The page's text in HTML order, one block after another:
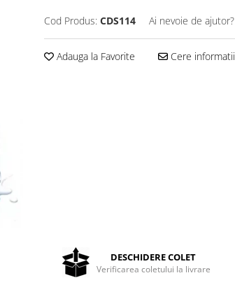
Cod Produs: CDS114 Ai nevoie de ajutor?
Adauga la Favorite Cere informatii
DESCHIDERE COLET
Verificarea coletului la livrare